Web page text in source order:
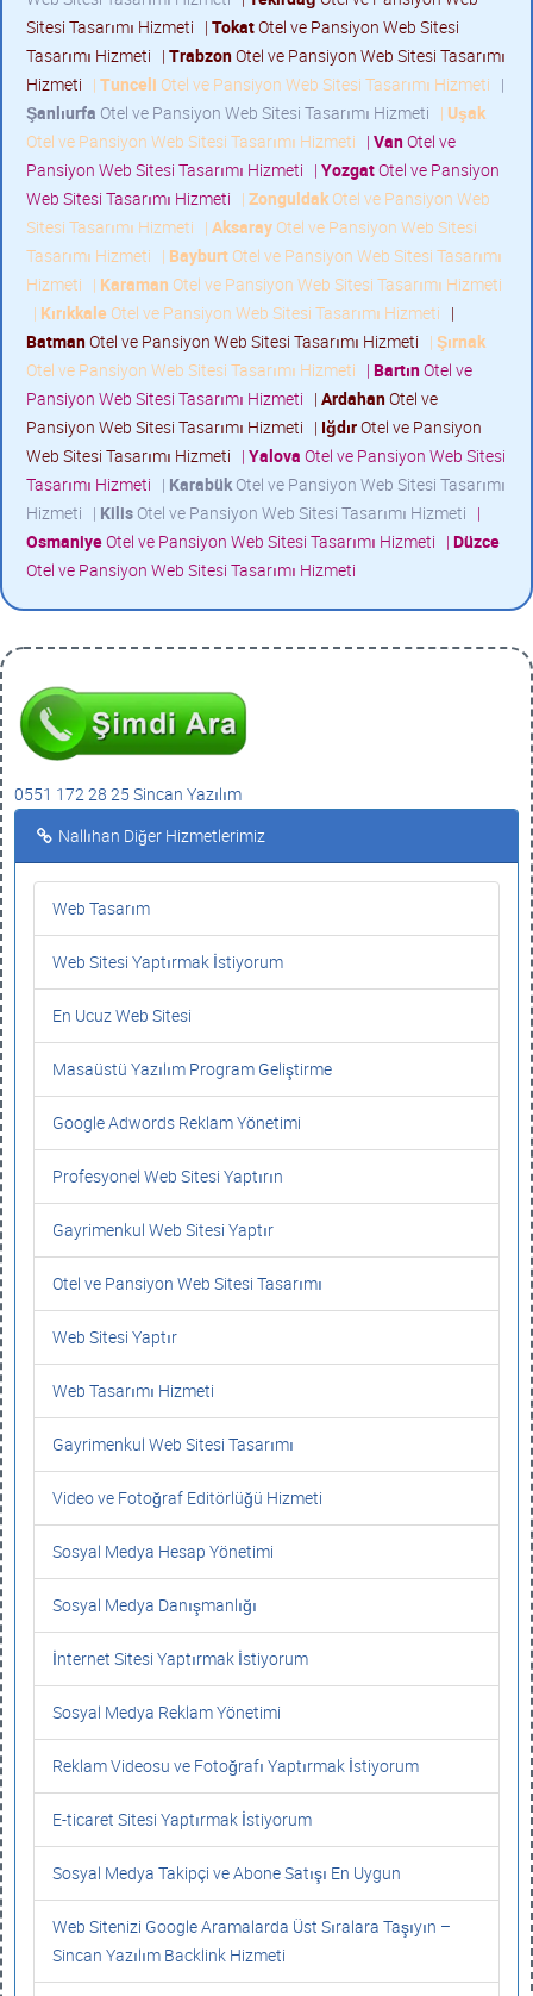
Sitesi Tasarımı Hizmeti | TokatOtel ve Pansiyon Web Sitesi
Tasarımı Hizmeti | TrabzonOtel ve Pansiyon Web Sitesi Tasarımı
Hizmeti | Tunceli Otel ve Pansiyon Web Sitesi Tasarımı Hizmeti |
Şanlıurfa Otel ve Pansiyon Web Sitesi Tasarımı Hizmeti | Uşak
Otel ve Pansiyon Web Sitesi Tasarımı Hizmeti | VanOtel ve
Pansiyon Web Sitesi Tasarımı Hizmeti | YozgatOtel ve Pansiyon
Web Sitesi Tasarımı Hizmeti | ZonguldakOtel ve Pansiyon Web
Sitesi Tasarımı Hizmeti | Aksaray Otel ve Pansiyon Web Sitesi
Tasarımı Hizmeti | Bayburt Otel ve Pansiyon Web Sitesi Tasarımı
Hizmeti | Karaman Otel ve Pansiyon Web Sitesi Tasarımı Hizmeti
| Kırıkkale Otel ve Pansiyon Web Sitesi Tasarımı Hizmeti |
BatmanOtel ve Pansiyon Web Sitesi Tasarımı Hizmeti | Şırnak
Otel ve Pansiyon Web Sitesi Tasarımı Hizmeti | BartınOtel ve
Pansiyon Web Sitesi Tasarımı Hizmeti | ArdahanOtel ve
Pansiyon Web Sitesi Tasarımı Hizmeti | IğdırOtel ve Pansiyon
Web Sitesi Tasarımı Hizmeti | Yalova Otel ve Pansiyon Web Sitesi
Tasarımı Hizmeti | KarabükOtel ve Pansiyon Web Sitesi Tasarımı
Hizmeti | Kilis Otel ve Pansiyon Web Sitesi Tasarımı Hizmeti |
OsmaniyeOtel ve Pansiyon Web Sitesi Tasarımı Hizmeti | Düzce
Otel ve Pansiyon Web Sitesi Tasarımı Hizmeti
0551 172 28 25 Sincan Yazılım
Nallıhan Diğer Hizmetlerimiz
Web Tasarım
Web Sitesi Yaptırmak İstiyorum
En Ucuz Web Sitesi
Masaüstü Yazılım Program Geliştirme
Google Adwords Reklam Yönetimi
Profesyonel Web Sitesi Yaptırın
Gayrimenkul Web Sitesi Yaptır
Otel ve Pansiyon Web Sitesi Tasarımı
Web Sitesi Yaptır
Web Tasarımı Hizmeti
Gayrimenkul Web Sitesi Tasarımı
Video ve Fotoğraf Editörlüğü Hizmeti
Sosyal Medya Hesap Yönetimi
Sosyal Medya Danışmanlığı
İnternet Sitesi Yaptırmak İstiyorum
Sosyal Medya Reklam Yönetimi
Reklam Videosu ve Fotoğrafı Yaptırmak İstiyorum
E-ticaret Sitesi Yaptırmak İstiyorum
Sosyal Medya Takipçi ve Abone Satışı En Uygun
Web Sitenizi Google Aramalarda Üst Sıralara Taşıyın –
Sincan Yazılım Backlink Hizmeti